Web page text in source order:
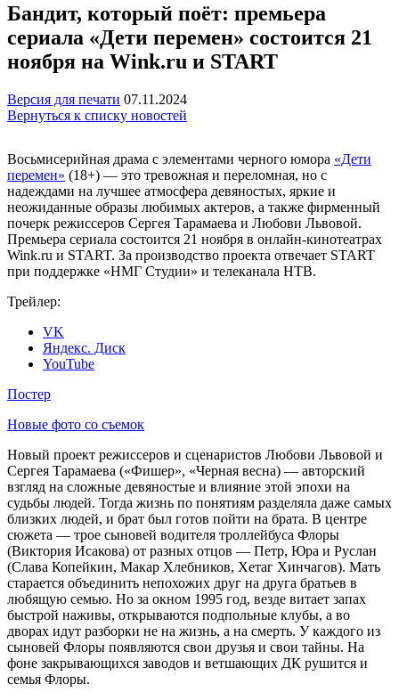
Бандит, который поёт: премьера
сериала «Дети перемен» состоится 21
ноября на Wink.ru и START
Версия для печати 07.11.2024
Вернуться к списку новостей
Восьмисерийная драма с элементами черного юмора «Дети
перемен» (18+) — это тревожная и переломная, но с
надеждами на лучшее атмосфера девяностых, яркие и
неожиданные образы любимых актеров, а также фирменный
почерк режиссеров Сергея Тарамаева и Любови Львовой.
Премьера сериала состоится 21 ноября в онлайн-кинотеатрах
Wink.ru и START. За производство проекта отвечает START
при поддержке «НМГ Студии» и телеканала НТВ.
Трейлер:
VK
Яндекс. Диск
YouTube
Постер
Новые фото со съемок
Новый проект режиссеров и сценаристов Любови Львовой и
Сергея Тарамаева («Фишер», «Черная весна) — авторский
взгляд на сложные девяностые и влияние этой эпохи на
судьбы людей. Тогда жизнь по понятиям разделяла даже самых
близких людей, и брат был готов пойти на брата. В центре
сюжета — трое сыновей водителя троллейбуса Флоры
(Виктория Исакова) от разных отцов — Петр, Юра и Руслан
(Слава Копейкин, Макар Хлебников, Хетаг Хинчагов). Мать
старается объединить непохожих друг на друга братьев в
любящую семью. Но за окном 1995 год, везде витает запах
быстрой наживы, открываются подпольные клубы, а во
дворах идут разборки не на жизнь, а на смерть. У каждого из
сыновей Флоры появляются свои друзья и свои тайны. На
фоне закрывающихся заводов и ветшающих ДК рушится и
семья Флоры.